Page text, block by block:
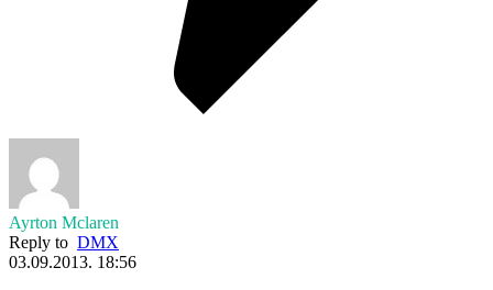
Ayrton Mclaren
Reply to DMX
03.09.2013. 18:56